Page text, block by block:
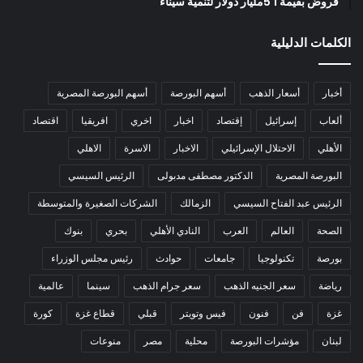
الكلمات الدليلية
أخبار أسعار الذهب أسهم البورصة أسهم البورصة المصرية
ألعاب إسرائيل إقتصاد اخبار اخري افريقيا اقتصاد
الأهلي الاحتلال الإسرائيلي الاخبار الاسرة الاهلي
البورصة المصرية الدكتور مصطفى مدبولى الرئيس السيسي
الرئيس عبد الفتاح السيسي الزمالك الشركات الصغيرة والمتوسطة
الصحة العالم العرب النادي الأهلي بحري بنوك
بورصة تكنولوجيا جامعات حوادث رئيس مجلس الوزراء
رياضة سعر الجنيه الذهب سعر جرام الذهب سينما عالمية
غزة فن فنون فيس وتويتر قبلي قطاع غزة كورة
لبنان مؤشرات البورصة محلية مصر منوعات